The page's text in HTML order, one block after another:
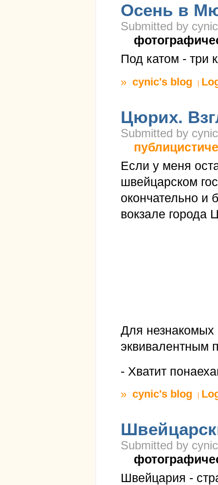
Осень в
Submitted by
Под катом - три
» cynic's blog
Цюрих.
Submitted by
Если у меня
швейцарском
окончательно и
вокзале города
Для
эквивалентным
- Хватит
» cynic's blog
Submitted by
Швейцария -